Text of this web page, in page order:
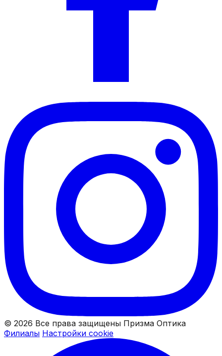
© 2026 Все права защищены Призма Оптика
Филиалы Настройки cookie